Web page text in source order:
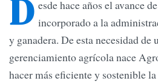
D esde hace años el avance
incorporado a la
y ganadera. De esta necesidad de
gerenciamiento agrícola nace
hacer más eficiente y sostenible